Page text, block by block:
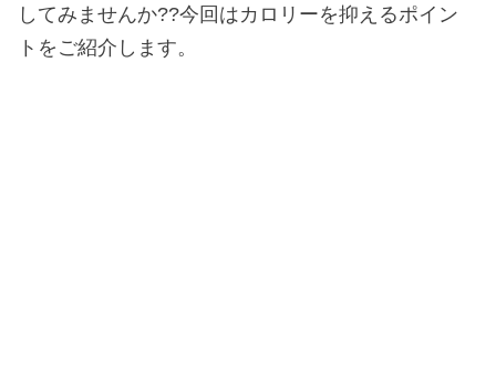
してみませんか??今回はカロリーを抑えるポイン
トをご紹介します。